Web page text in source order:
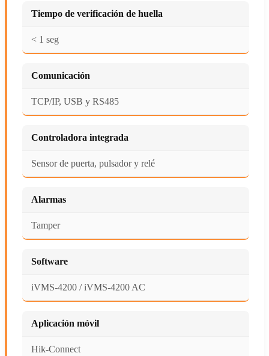
Tiempo de verificación de huella
< 1 seg
Comunicación
TCP/IP, USB y RS485
Controladora integrada
Sensor de puerta, pulsador y relé
Alarmas
Tamper
Software
iVMS-4200 / iVMS-4200 AC
Aplicación móvil
Hik-Connect